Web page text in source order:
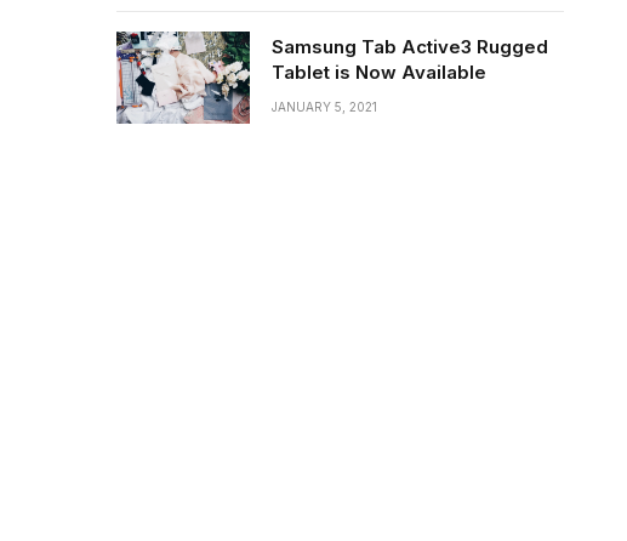
Samsung Tab Active3 Rugged
Tablet is Now Available
JANUARY 5, 2021